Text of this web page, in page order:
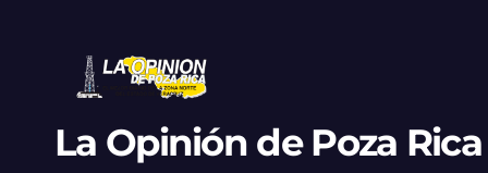
La Opinión de Poza Rica